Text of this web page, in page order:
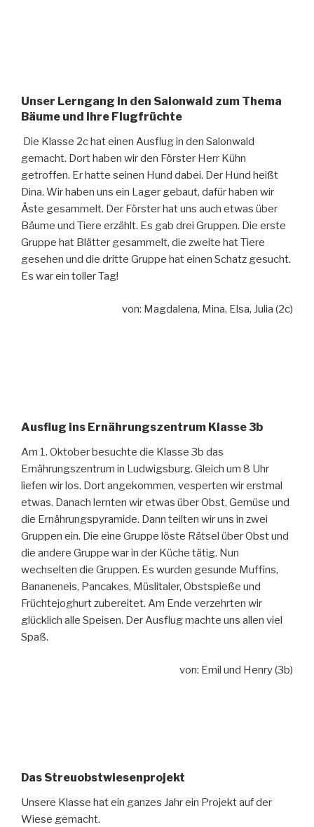
Unser Lerngang in den Salonwald zum Thema
Bäume und ihre Flugfrüchte
Die Klasse 2c hat einen Ausflug in den Salonwald
gemacht. Dort haben wir den Förster Herr Kühn
getroffen. Er hatte seinen Hund dabei. Der Hund heißt
Dina. Wir haben uns ein Lager gebaut, dafür haben wir
Äste gesammelt. Der Förster hat uns auch etwas über
Bäume und Tiere erzählt. Es gab drei Gruppen. Die erste
Gruppe hat Blätter gesammelt, die zweite hat Tiere
gesehen und die dritte Gruppe hat einen Schatz gesucht.
Es war ein toller Tag!
von: Magdalena, Mina, Elsa, Julia (2c)
Ausflug ins Ernährungszentrum Klasse 3b
Am 1. Oktober besuchte die Klasse 3b das
Ernährungszentrum in Ludwigsburg. Gleich um 8 Uhr
liefen wir los. Dort angekommen, vesperten wir erstmal
etwas. Danach lernten wir etwas über Obst, Gemüse und
die Ernährungspyramide. Dann teilten wir uns in zwei
Gruppen ein. Die eine Gruppe löste Rätsel über Obst und
die andere Gruppe war in der Küche tätig. Nun
wechselten die Gruppen. Es wurden gesunde Muffins,
Bananeneis, Pancakes, Müslitaler, Obstspieße und
Früchtejoghurt zubereitet. Am Ende verzehrten wir
glücklich alle Speisen. Der Ausflug machte uns allen viel
Spaß.
von: Emil und Henry (3b)
Das Streuobstwiesenprojekt
Unsere Klasse hat ein ganzes Jahr ein Projekt auf der
Wiese gemacht.